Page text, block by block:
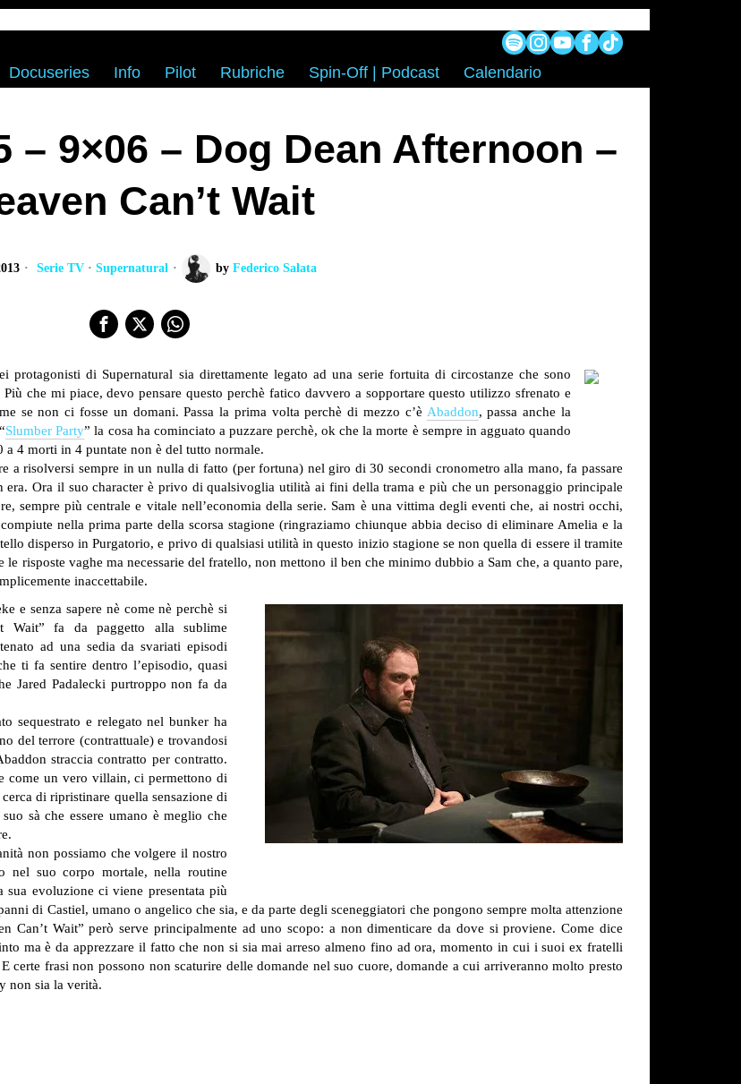
Docuseries Info Pilot Rubriche Spin-Off | Podcast Calendario
– 9×06 – Dog Dean Afternoon –
Can’t Wait
Serie TV · Supernatural by Federico Salata
protagonisti di Supernatural sia direttamente legato ad una serie fortuita di circostanze che sono
che mi piace, devo pensare questo perchè fatico davvero a sopportare questo utilizzo sfrenato e
se non ci fosse un domani. Passa la prima volta perchè di mezzo c’è Abaddon, passa anche la
Slumber Party” la cosa ha cominciato a puzzare perchè, ok che la morte è sempre in agguato quando
a 4 morti in 4 puntate non è del tutto normale.
a risolversi sempre in un nulla di fatto (per fortuna) nel giro di 30 secondi cronometro alla mano, fa passare
era. Ora il suo character è privo di qualsivoglia utilità ai fini della trama e più che un personaggio principale
sempre più centrale e vitale nell’economia della serie. Sam è una vittima degli eventi che, ai nostri occhi,
nella prima parte della scorsa stagione (ringraziamo chiunque abbia deciso di eliminare Amelia e la
disperso in Purgatorio, e privo di qualsiasi utilità in questo inizio stagione se non quella di essere il tramite
risposte vaghe ma necessarie del fratello, non mettono il ben che minimo dubbio a Sam che, a quanto pare,
inaccettabile.
e senza sapere nè come nè perchè si
Wait” fa da paggetto alla sublime
ad una sedia da svariati episodi
ti fa sentire dentro l’episodio, quasi
Jared Padalecki purtroppo non fa da
sequestrato e relegato nel bunker ha
del terrore (contrattuale) e trovandosi
straccia contratto per contratto.
come un vero villain, ci permettono di
di ripristinare quella sensazione di
sà che essere umano è meglio che
non possiamo che volgere il nostro
nel suo corpo mortale, nella routine
evoluzione ci viene presentata più
di Castiel, umano o angelico che sia, e da parte degli sceneggiatori che pongono sempre molta attenzione
Can’t Wait” però serve principalmente ad uno scopo: a non dimenticare da dove si proviene. Come dice
ma è da apprezzare il fatto che non si sia mai arreso almeno fino ad ora, momento in cui i suoi ex fratelli
frasi non possono non scaturire delle domande nel suo cuore, domande a cui arriveranno molto presto
non sia la verità.